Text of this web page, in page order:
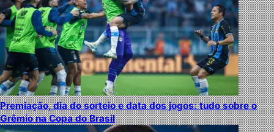
Premiação, dia do sorteio e data dos jogos: tudo sobre o
Grêmio na Copa do Brasil